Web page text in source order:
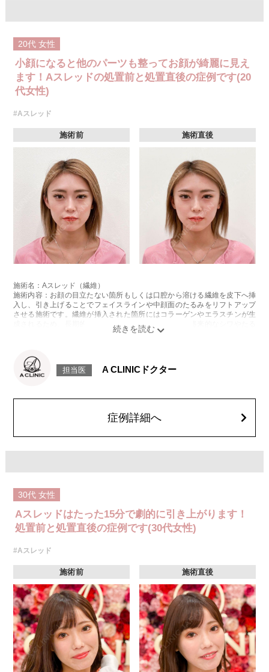
20代 女性
小顔になると他のパーツも整ってお顔が綺麗に見え
ます！Aスレッドの処置前と処置直後の症例です(20
代女性)
#Aスレッド
施術前 施術直後
施術名：Aスレッド（繊維）
施術内容：お顔の目立たない箇所もしくは口腔から溶ける繊維を皮下へ挿
入し、引き上げることでフェイスラインや中顔面のたるみをリフトアップ
させる施術です。繊維が挿入された箇所にはコラーゲンやエラスチンが生
成されるため、長期的な美肌効果、肌質の改善効果、将来的なシワやたる
みの予防効果が期待できます。
とがございます。また、稀ではありますが、施術部位の細菌感染症、皮膚
のよれ、繊維の突出などが生じることがございます。化膿止め・痛み止め
費用：1部位 184,800円(税込)
オプション：笑気麻酔 3,300円(税込)
担当医 A CLINICドクター
症例詳細へ
30代 女性
Aスレッドはたった15分で劇的に引き上がります！
処置前と処置直後の症例です(30代女性)
#Aスレッド
施術前 施術直後